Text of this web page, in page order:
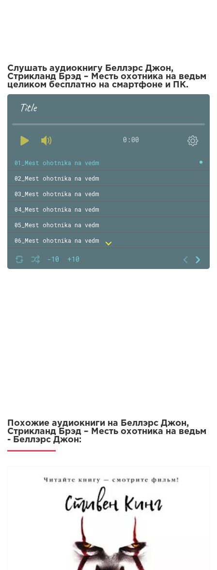
Слушать аудиокнигу Беллэрс Джон,
Стрикланд Брэд – Месть охотника на ведьм
целиком бесплатно на смартфоне и ПК.
Title
0:00
-10 +10
01_Mest ohotnika na vedm
02_Mest ohotnika na vedm
03_Mest ohotnika na vedm
04_Mest ohotnika na vedm
05_Mest ohotnika na vedm
06_Mest ohotnika na vedm
07_Mest ohotnika na vedm
08_Mest ohotnika na vedm
Похожие аудиокниги на Беллэрс Джон,
Стрикланд Брэд – Месть охотника на ведьм
- Беллэрс Джон: